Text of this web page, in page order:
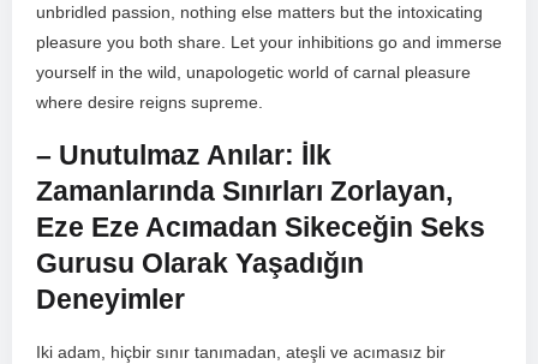
unbridled passion, ‌nothing else matters but ⁢the intoxicating
pleasure you both share. Let your inhibitions go and immerse
yourself in the wild, unapologetic world of carnal pleasure
where desire reigns supreme.
– Unutulmaz Anılar: İlk​
Zamanlarında Sınırları Zorlayan,
⁢Eze Eze Acımadan Sikeceğin Seks
Gurusu Olarak⁤ Yaşadığın‍
Deneyimler
Iki adam, hiçbir sınır⁢ tanımadan, ateşli ve acımasız bir